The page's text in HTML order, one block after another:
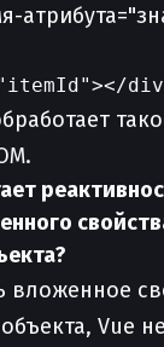
вложенное
Vue